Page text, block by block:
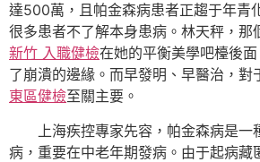
達500萬，且帕金森病患者正趨于年青
很多患者不了解本身患病。林天秤，那
新竹 入職健檢在她的平衡美學吧檯後
了崩潰的邊緣。而早發明、早醫治，對
東區健檢至關主要。
上海疾控專家先容，帕金森病是
病，重要在中老年期發病。由于起病藏